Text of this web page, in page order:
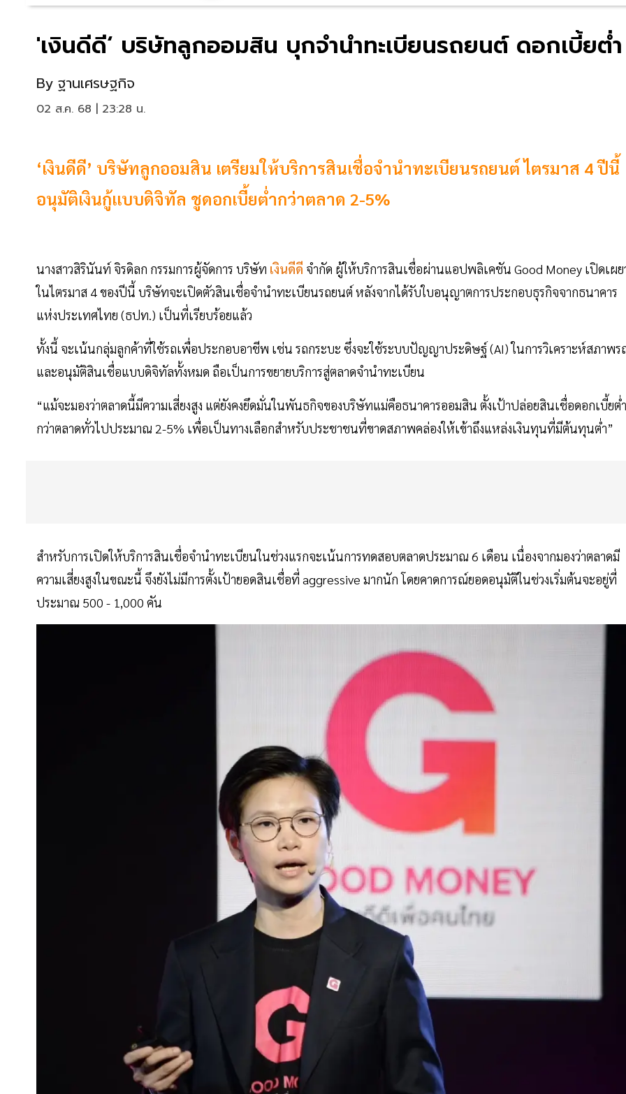
'เงินดีดี‘ บริษัทลูกออมสิน บุกจำนำทะเบียนรถยนต์ ดอกเบี้ยต่ำ
By ฐานเศรษฐกิจ
02 ส.ค. 68 | 23:28 น.
‘เงินดีดี’ บริษัทลูกออมสิน เตรียมให้บริการสินเชื่อจำนำทะเบียนรถยนต์ ไตรมาส 4 ปีนี้
อนุมัติเงินกู้แบบดิจิทัล ชูดอกเบี้ยต่ำกว่าตลาด 2-5%
นางสาวสิรินันท์ จิรดิลก กรรมการผู้จัดการ บริษัท เงินดีดี จำกัด ผู้ให้บริการสินเชื่อผ่านแอปพลิเคชัน Good Money เปิดเผย
ในไตรมาส 4 ของปีนี้ บริษัทจะเปิดตัวสินเชื่อจำนำทะเบียนรถยนต์ หลังจากได้รับใบอนุญาตการประกอบธุรกิจจากธนาคาร
แห่งประเทศไทย (ธปท.) เป็นที่เรียบร้อยแล้ว
ทั้งนี้ จะเน้นกลุ่มลูกค้าที่ใช้รถเพื่อประกอบอาชีพ เช่น รถกระบะ ซึ่งจะใช้ระบบปัญญาประดิษฐ์ (AI) ในการวิเคราะห์สภาพร
และอนุมัติสินเชื่อแบบดิจิทัลทั้งหมด ถือเป็นการขยายบริการสู่ตลาดจำนำทะเบียน
“แม้จะมองว่าตลาดนี้มีความเสี่ยงสูง แต่ยังคงยึดมั่นในพันธกิจของบริษัทแม่คือธนาคารออมสิน ตั้งเป้าปล่อยสินเชื่อดอกเบี้ยต่ำ
กว่าตลาดทั่วไปประมาณ 2-5% เพื่อเป็นทางเลือกสำหรับประชาชนที่ขาดสภาพคล่องให้เข้าถึงแหล่งเงินทุนที่มีต้นทุนต่ำ”
สำหรับการเปิดให้บริการสินเชื่อจำนำทะเบียนในช่วงแรกจะเน้นการทดสอบตลาดประมาณ 6 เดือน เนื่องจากมองว่าตลาดมี
ความเสี่ยงสูงในขณะนี้ จึงยังไม่มีการตั้งเป้ายอดสินเชื่อที่ aggressive มากนัก โดยคาดการณ์ยอดอนุมัติในช่วงเริ่มต้นจะอยู่ที่
ประมาณ 500 - 1,000 คัน